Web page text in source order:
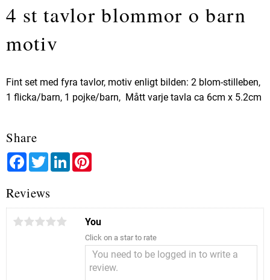
4 st tavlor blommor o barn
motiv
Fint set med fyra tavlor, motiv enligt bilden: 2 blom-stilleben,
1 flicka/barn, 1 pojke/barn, Mått varje tavla ca 6cm x 5.2cm
Share
FacebookTwitterLinkedIn
Reviews
You
Click on a star to rate